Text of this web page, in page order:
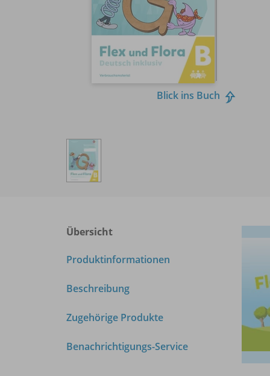
Blick ins Buch
Übersicht
Produktinformationen
Beschreibung
Zugehörige Produkte
Benachrichtigungs-Service